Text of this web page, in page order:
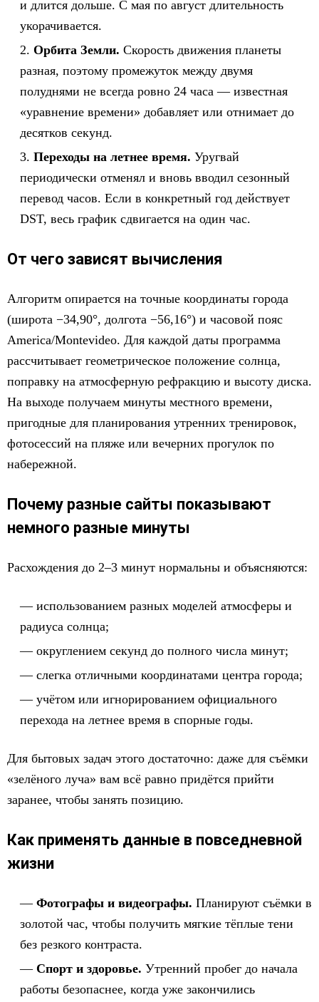
и длится дольше. С мая по август длительность
укорачивается.
Орбита Земли. Скорость движения планеты
разная, поэтому промежуток между двумя
полуднями не всегда ровно 24 часа — известная
«уравнение времени» добавляет или отнимает до
десятков секунд.
Переходы на летнее время. Уругвай
периодически отменял и вновь вводил сезонный
перевод часов. Если в конкретный год действует
DST, весь график сдвигается на один час.
От чего зависят вычисления
Алгоритм опирается на точные координаты города
(широта −34,90°, долгота −56,16°) и часовой пояс
America/Montevideo. Для каждой даты программа
рассчитывает геометрическое положение солнца,
поправку на атмосферную рефракцию и высоту диска.
На выходе получаем минуты местного времени,
пригодные для планирования утренних тренировок,
фотосессий на пляже или вечерних прогулок по
набережной.
Почему разные сайты показывают
немного разные минуты
Расхождения до 2–3 минут нормальны и объясняются:
использованием разных моделей атмосферы и
радиуса солнца;
округлением секунд до полного числа минут;
слегка отличными координатами центра города;
учётом или игнорированием официального
перехода на летнее время в спорные годы.
Для бытовых задач этого достаточно: даже для съёмки
«зелёного луча» вам всё равно придётся прийти
заранее, чтобы занять позицию.
Как применять данные в повседневной
жизни
Фотографы и видеографы. Планируют съёмки в
золотой час, чтобы получить мягкие тёплые тени
без резкого контраста.
Спорт и здоровье. Утренний пробег до начала
работы безопаснее, когда уже закончились